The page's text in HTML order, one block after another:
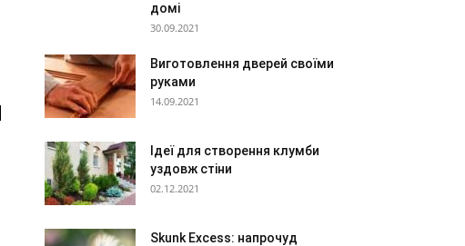
домі
30.09.2021
Виготовлення дверей своїми
руками
14.09.2021
Ідеї для створення клумби
уздовж стіни
02.12.2021
Skunk Excess: напрочуд